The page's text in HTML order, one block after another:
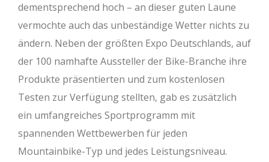
dementsprechend hoch – an dieser guten Laune
vermochte auch das unbeständige Wetter nichts zu
ändern. Neben der größten Expo Deutschlands, auf
der 100 namhafte Aussteller der Bike-Branche ihre
Produkte präsentierten und zum kostenlosen
Testen zur Verfügung stellten, gab es zusätzlich
ein umfangreiches Sportprogramm mit
spannenden Wettbewerben für jeden
Mountainbike-Typ und jedes Leistungsniveau.